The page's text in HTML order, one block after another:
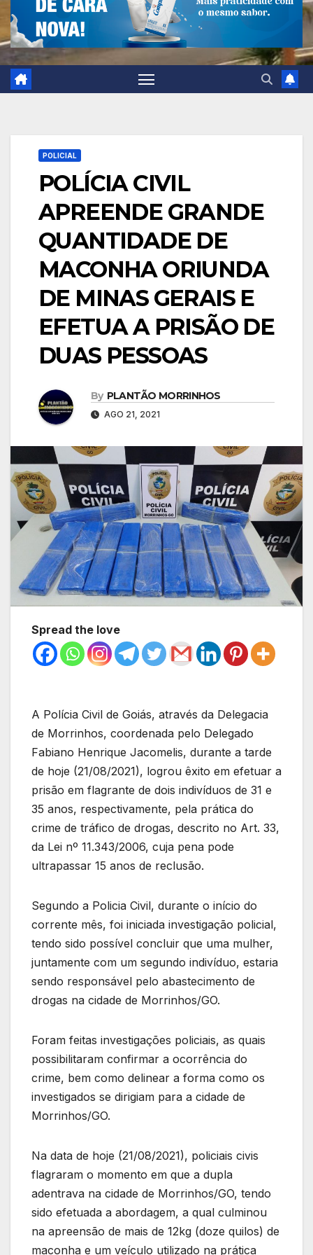
POLICIAL
POLÍCIA CIVIL
APREENDE GRANDE
QUANTIDADE DE
MACONHA ORIUNDA
DE MINAS GERAIS E
EFETUA A PRISÃO DE
DUAS PESSOAS
By PLANTÃO MORRINHOS
AGO 21, 2021
Spread the love
A Polícia Civil de Goiás, através da Delegacia
de Morrinhos, coordenada pelo Delegado
Fabiano Henrique Jacomelis, durante a tarde
de hoje (21/08/2021), logrou êxito em efetuar a
prisão em flagrante de dois indivíduos de 31 e
35 anos, respectivamente, pela prática do
crime de tráfico de drogas, descrito no Art. 33,
da Lei nº 11.343/2006, cuja pena pode
ultrapassar 15 anos de reclusão.
Segundo a Policia Civil, durante o início do
corrente mês, foi iniciada investigação policial,
tendo sido possível concluir que uma mulher,
juntamente com um segundo indivíduo, estaria
sendo responsável pelo abastecimento de
drogas na cidade de Morrinhos/GO.
Foram feitas investigações policiais, as quais
possibilitaram confirmar a ocorrência do
crime, bem como delinear a forma como os
investigados se dirigiam para a cidade de
Morrinhos/GO.
Na data de hoje (21/08/2021), policiais civis
flagraram o momento em que a dupla
adentrava na cidade de Morrinhos/GO, tendo
sido efetuada a abordagem, a qual culminou
na apreensão de mais de 12kg (doze quilos) de
maconha e um veículo utilizado na prática